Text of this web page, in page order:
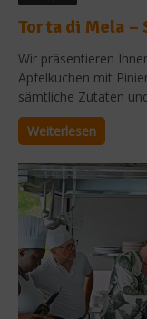
Torta di Mela –
Wir präsentieren
Apfelkuchen mit
sämtliche Zutaten
Weiterlesen